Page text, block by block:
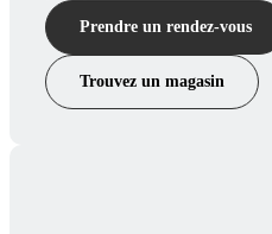
Prendre un rendez-vous
Trouvez un magasin